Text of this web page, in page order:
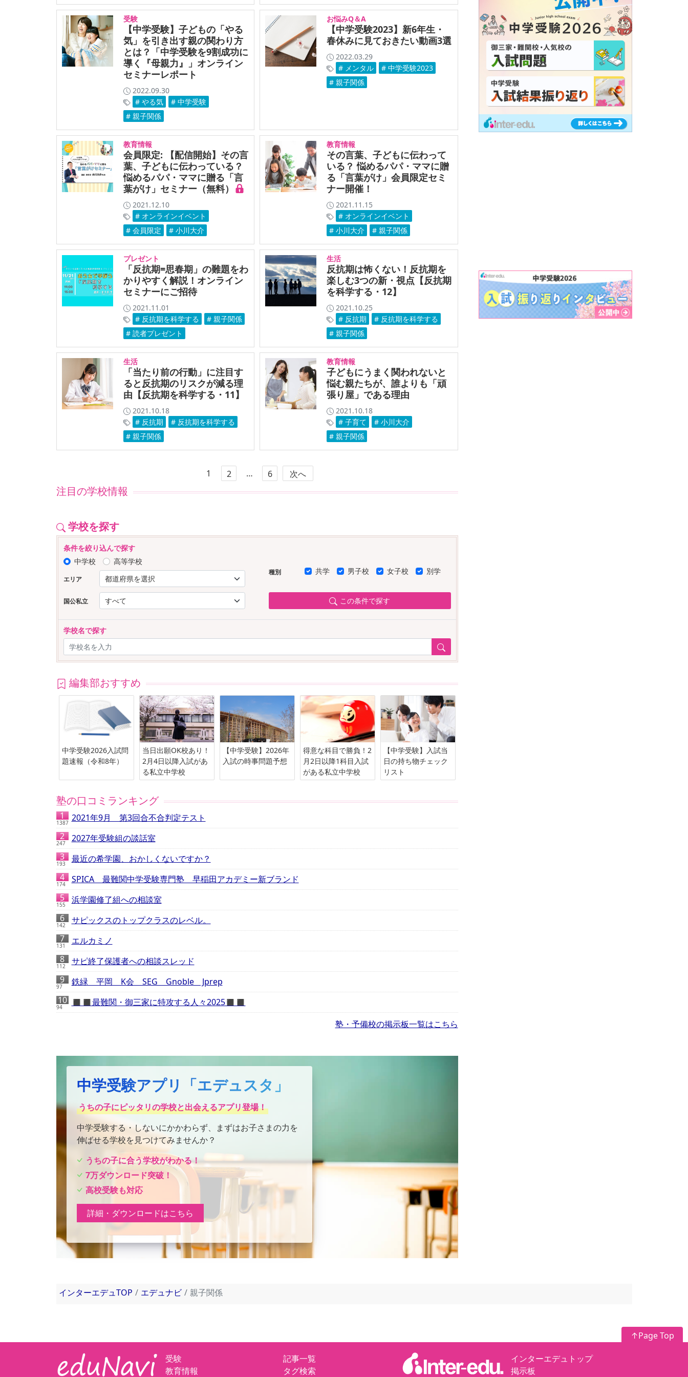
受験
【中学受験】子どもの「やる
気」を引き出す親の関わり方
とは？「中学受験を9割成功に
導く『母親力』」オンライン
セミナーレポート
2022.09.30
# やる気
# 中学受験
# 親子関係
お悩みQ＆A
【中学受験2023】新6年生・
春休みに見ておきたい動画3選
2022.03.29
# メンタル
# 中学受験2023
# 親子関係
教育情報
会員限定: 【配信開始】その言
葉、子どもに伝わっている？
悩めるパパ・ママに贈る「言
葉がけ」セミナー（無料）
2021.12.10
# オンラインイベント
# 会員限定
# 小川大介
教育情報
その言葉、子どもに伝わって
いる？ 悩めるパパ・ママに贈
る「言葉がけ」会員限定セミ
ナー開催！
2021.11.15
# オンラインイベント
# 小川大介
# 親子関係
プレゼント
「反抗期=思春期」の難題をわ
かりやすく解説！オンライン
セミナーにご招待
2021.11.01
# 反抗期を科学する
# 親子関係
# 読者プレゼント
生活
反抗期は怖くない！反抗期を
楽しむ3つの新・視点【反抗期
を科学する・12】
2021.10.25
# 反抗期
# 反抗期を科学する
# 親子関係
生活
「当たり前の行動」に注目す
ると反抗期のリスクが減る理
由【反抗期を科学する・11】
2021.10.18
# 反抗期
# 反抗期を科学する
# 親子関係
教育情報
子どもにうまく関われないと
悩む親たちが、誰よりも「頑
張り屋」である理由
2021.10.18
# 子育て
# 小川大介
# 親子関係
1 2 … 6 次へ
注目の学校情報
学校を探す
条件を絞り込んで探す
中学校
高等学校
エリア
国公私立
種別 共学 男子校 女子校 別学
この条件で探す
学校名で探す
編集部おすすめ
中学受験2026入試問
題速報（令和8年）
当日出願OK校あり！
2月4日以降入試があ
る私立中学校
【中学受験】2026年
入試の時事問題予想
得意な科目で勝負！2
月2日以降1科目入試
がある私立中学校
【中学受験】入試当
日の持ち物チェック
リスト
塾の口コミランキング
1387 2021年9月 第3回合不合判定テスト
247 2027年受験組の談話室
193 最近の希学園、おかしくないですか？
174 SPICA 最難関中学受験専門塾 早稲田アカデミー新ブランド
155 浜学園修了組への相談室
142 サピックスのトップクラスのレベル。
131 エルカミノ
112 サピ終了保護者への相談スレッド
97 鉄緑 平岡 K会 SEG Gnoble Jprep
94
◼️◼️最難関・御三家に特攻する人々2025◼️◼️
塾・予備校の掲示板一覧はこちら
中学受験アプリ「エデュスタ」
うちの子にピッタリの学校と出会えるアプリ登場！
中学受験する・しないにかかわらず、まずはお子さまの力を
伸ばせる学校を見つけてみませんか？
うちの子に合う学校がわかる！
7万ダウンロード突破！
高校受験も対応
詳細・ダウンロードはこちら
インターエデュTOP エデュナビ 親子関係
↑Page Top
受験
教育情報
記事一覧
タグ検索
インターエデュトップ
掲示板